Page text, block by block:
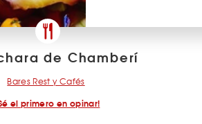
de Chamberí
Bares Rest y Cafés
el primero en opinar!